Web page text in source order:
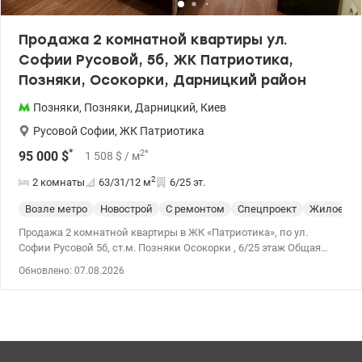
Продажа 2 комнатной квартиры ул.
Софии Русовой, 5б, ЖК Патриотика,
Позняки, Осокорки, Дарницкий район
Позняки, Позняки, Дарницкий, Киев
Русовой Софии, ЖК Патриотика
95 000 $* 1 508 $ / м2*
2 комнаты 63/31/12 м2 6/25 эт.
Возле метро Новострой С ремонтом Спецпроект
Жилое
Продажа 2 комнатной квартиры в ЖК «Патриотика», по ул.
Софии Русовой 5б, ст.м. Позняки Осокорки , 6/25 этаж Общая
кухни 11,9м² В доме 3 лифта: 2 пассажирских лифта и 1 грузовой,
отдыха. До станции метро Позняки, Осокорки 10-15 минут
Обновлено: 07.08.2026